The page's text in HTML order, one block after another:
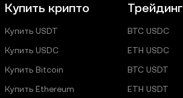
Купить крипто
Купить USDT
Купить USDC
Купить Bitcoin
Купить Ethereum
Трейдинг
BTC USDC
ETH USDC
BTC USDT
ETH USDT